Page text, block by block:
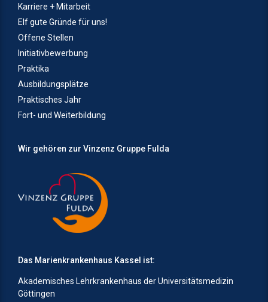
Karriere + Mitarbeit
Elf gute Gründe für uns!
Offene Stellen
Initiativbewerbung
Praktika
Ausbildungsplätze
Praktisches Jahr
Fort- und Weiterbildung
Wir gehören zur Vinzenz Gruppe Fulda
Das Marienkrankenhaus Kassel ist:
Akademisches Lehrkrankenhaus der Universitätsmedizin
Göttingen